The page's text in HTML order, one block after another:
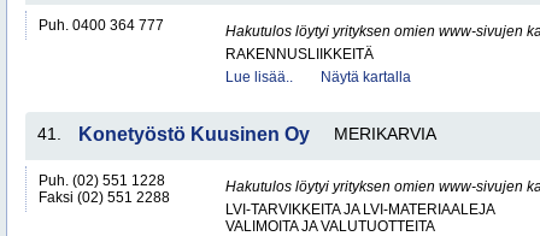
Puh. 0400 364 777
Hakutulos löytyi yrityksen omien www-sivujen
RAKENNUSLIIKKEITÄ
Lue lisää..
Näytä kartalla
41. Konetyöstö Kuusinen Oy MERIKARVIA
Puh. (02) 551 1228
Faksi (02) 551 2288
Hakutulos löytyi yrityksen omien www-sivujen
LVI-TARVIKKEITA JA LVI-MATERIAALEJA
VALIMOITA JA VALUTUOTTEITA